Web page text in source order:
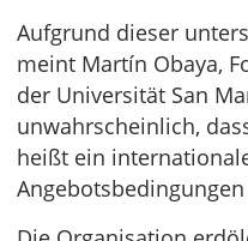
Aufgrund dieser
meint Martín Obaya,
der Universität San
unwahrscheinlich,
heißt ein